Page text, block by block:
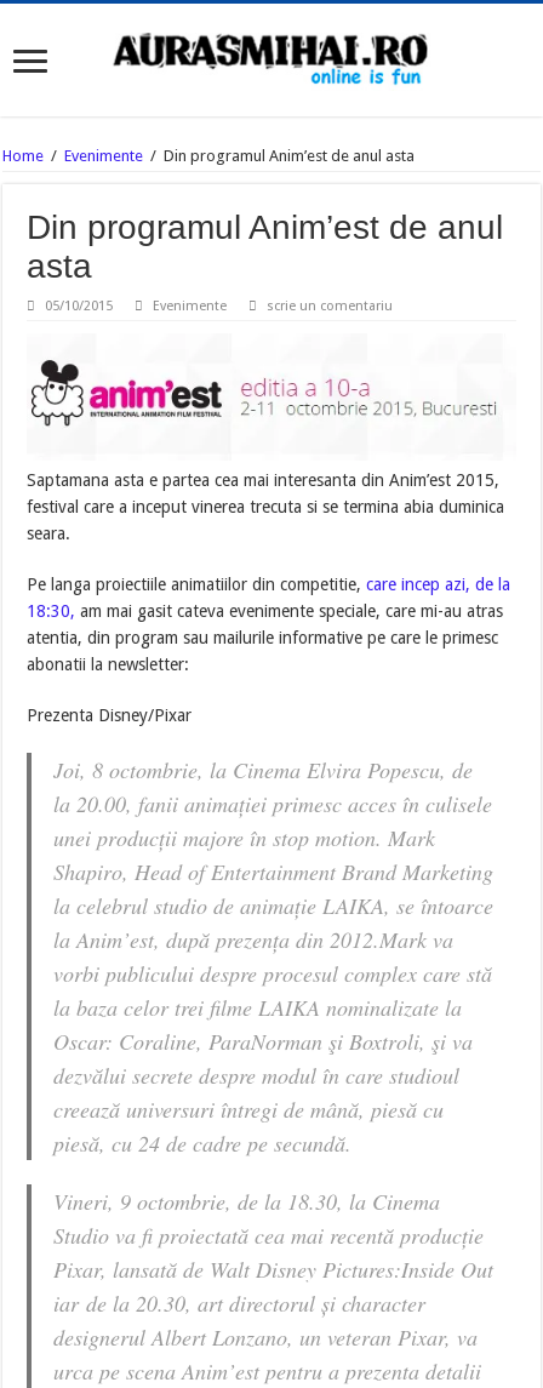
Home / Evenimente / Din programul Anim’est de anul asta
Din programul Anim’est de anul
asta
05/10/2015 Evenimente scrie un comentariu
Saptamana asta e partea cea mai interesanta din Anim’est 2015,
festival care a inceput vinerea trecuta si se termina abia duminica
seara.
Pe langa proiectiile animatiilor din competitie,care incep azi, de la
18:30, am mai gasit cateva evenimente speciale, care mi-au atras
atentia, din program sau mailurile informative pe care le primesc
abonatii la newsletter:
Prezenta Disney/Pixar
Joi, 8 octombrie, la Cinema Elvira Popescu, de
la 20.00, fanii animației primesc acces în culisele
unei producții majore în stop motion. Mark
Shapiro, Head of Entertainment Brand Marketing
la celebrul studio de animație LAIKA, se întoarce
la Anim’est, după prezența din 2012.Mark va
vorbi publicului despre procesul complex care stă
la baza celor trei filme LAIKA nominalizate la
Oscar: Coraline, ParaNorman şi Boxtroli, şi va
dezvălui secrete despre modul în care studioul
creează universuri întregi de mână, piesă cu
piesă, cu 24 de cadre pe secundă.
Vineri, 9 octombrie, de la 18.30, la Cinema
Studio va fi proiectată cea mai recentă producție
Pixar, lansată de Walt Disney Pictures:Inside Out
iar de la 20.30, art directorul și character
designerul Albert Lonzano, un veteran Pixar, va
urca pe scena Anim’est pentru a prezenta detalii